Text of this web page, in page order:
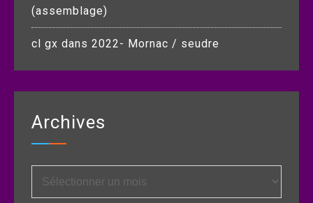
(assemblage)
cl gx dans 2022- Mornac / seudre
Archives